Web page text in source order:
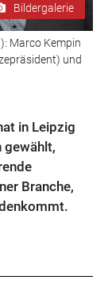
Bildergalerie
Marco Kempin
und
in Leipzig
gewählt,
Branche,